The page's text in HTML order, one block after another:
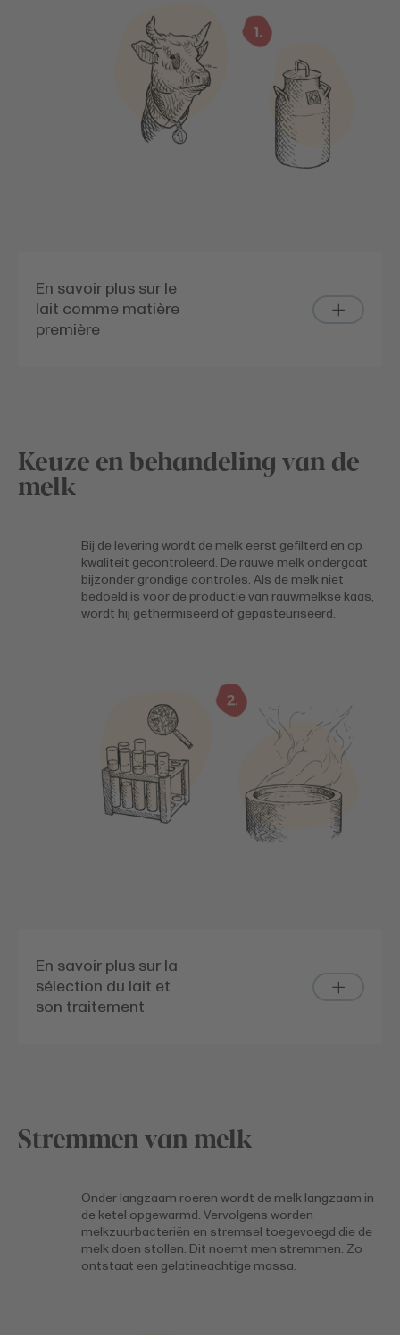
En savoir plus sur le
lait comme matière
première
Keuze en behandeling van de
melk
Bij de levering wordt de melk eerst gefilterd en op
kwaliteit gecontroleerd. De rauwe melk ondergaat
bijzonder grondige controles. Als de melk niet
bedoeld is voor de productie van rauwmelkse kaas,
wordt hij gethermiseerd of gepasteuriseerd.
En savoir plus sur la
sélection du lait et
son traitement
Stremmen van melk
Onder langzaam roeren wordt de melk langzaam in
de ketel opgewarmd. Vervolgens worden
melkzuurbacteriën en stremsel toegevoegd die de
melk doen stollen. Dit noemt men stremmen. Zo
ontstaat een gelatineachtige massa.